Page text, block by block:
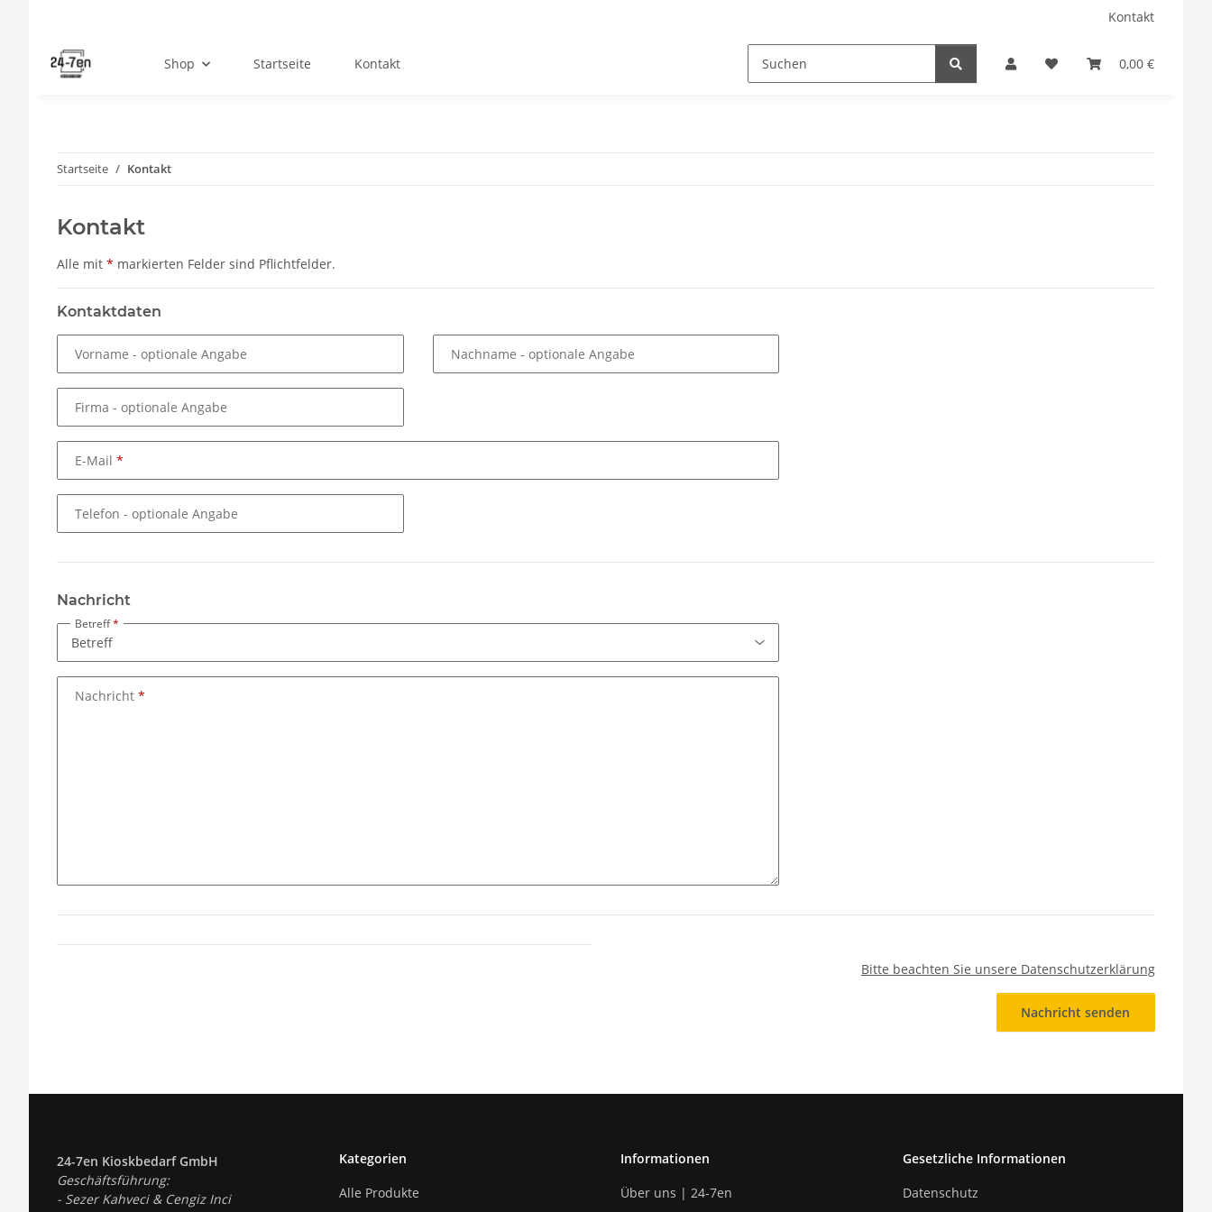
Kontakt
0,00 €
Shop Startseite Kontakt
Startseite Kontakt
Kontakt
Alle mit * markierten Felder sind Pflichtfelder.
Kontaktdaten
Vorname - optionale Angabe Nachname - optionale Angabe
Firma - optionale Angabe
E-Mail
Telefon - optionale Angabe
Nachricht
Betreff
Nachricht
Bitte beachten Sie unsere Datenschutzerklärung
Nachricht senden
24-7en Kioskbedarf GmbH
Geschäftsführung:
- Sezer Kahveci & Cengiz Inci
Kategorien
Alle Produkte
Informationen
Über uns | 24-7en
Gesetzliche Informationen
Datenschutz